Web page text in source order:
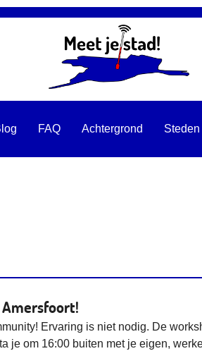
FAQ Achtergrond Steden
Amersfoort!
Ervaring is niet nodig. De
je om 16:00 buiten met je eigen,